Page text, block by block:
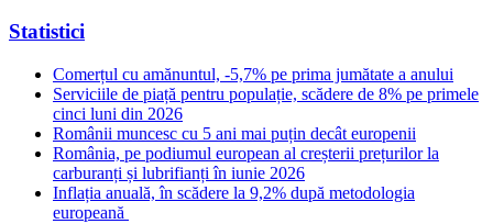
Statistici
Comerțul cu amănuntul, -5,7% pe prima jumătate a anului
Serviciile de piață pentru populație, scădere de 8% pe primele
cinci luni din 2026
Românii muncesc cu 5 ani mai puțin decât europenii
România, pe podiumul european al creșterii prețurilor la
carburanți și lubrifianți în iunie 2026
Inflația anuală, în scădere la 9,2% după metodologia
europeană